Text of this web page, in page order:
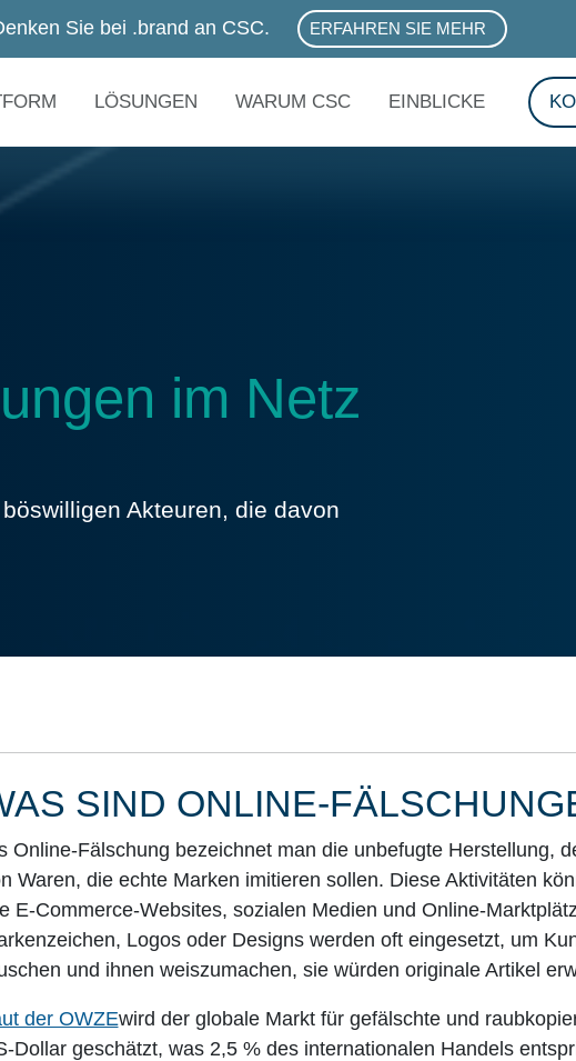
Sie bei .brand an CSC. ERFAHREN SIE MEHR
ABOUT .BRAND SERVICES
LÖSUNGEN WARUM CSC EINBLICKE
im Netz
Akteuren, die davon
SIND ONLINE-
Online-Fälschung bezeichnet man die unbefugte Herstellung,
Waren, die echte Marken imitieren sollen. Diese Aktivitäten
E-Commerce-Websites, sozialen Medien und Online-
Logos oder Designs werden oft eingesetzt, um
und ihnen weiszumachen, sie würden originale Artikel
der OWZEwird der globale Markt für gefälschte und
Dollar geschätzt, was 2,5 % des internationalen Handels